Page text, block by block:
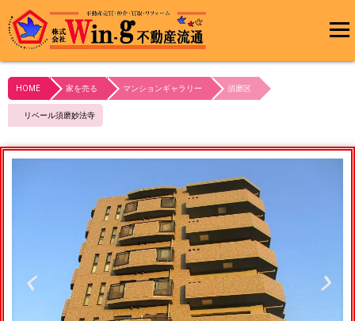
メインメ
最終更新日:2023/10/21
HOME 家を売る マンションギャラリー 須磨区
リベール須磨妙法寺